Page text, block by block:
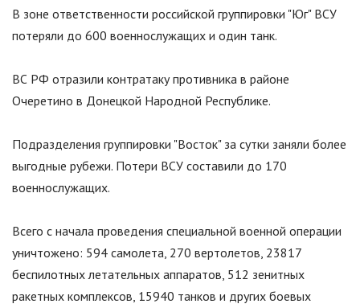
В зоне ответственности российской группировки "Юг"ВСУ
потеряли до 600 военнослужащих и один танк.
ВС РФ отразили контратаку противника в районе
Очеретино в Донецкой Народной Республике.
Подразделения группировки "Восток"за сутки заняли более
выгодные рубежи. Потери ВСУ составили до 170
военнослужащих.
Всего с начала проведения специальной военной операции
уничтожено: 594 самолета, 270 вертолетов, 23817
беспилотных летательных аппаратов, 512 зенитных
ракетных комплексов, 15940 танков и других боевых